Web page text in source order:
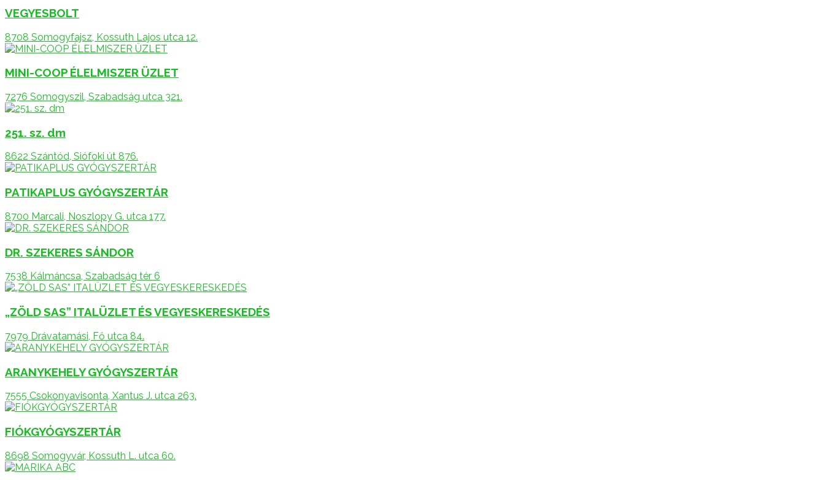
VEGYESBOLT
8708 Somogyfajsz, Kossuth Lajos utca 12.
MINI-COOP ÉLELMISZER ÜZLET
7276 Somogyszil, Szabadság utca 321.
251. sz. dm
8622 Szántód, Siófoki út 876.
PATIKAPLUS GYÓGYSZERTÁR
8700 Marcali, Noszlopy G. utca 177.
DR. SZEKERES SÁNDOR
7538 Kálmáncsa, Szabadság tér 6
„ZÖLD SAS” ITALÜZLET ÉS VEGYESKERESKEDÉS
7979 Drávatamási, Fő utca 84.
ARANYKEHELY GYÓGYSZERTÁR
7555 Csokonyavisonta, Xantus J. utca 263.
FIÓKGYÓGYSZERTÁR
8698 Somogyvár, Kossuth L. utca 60.